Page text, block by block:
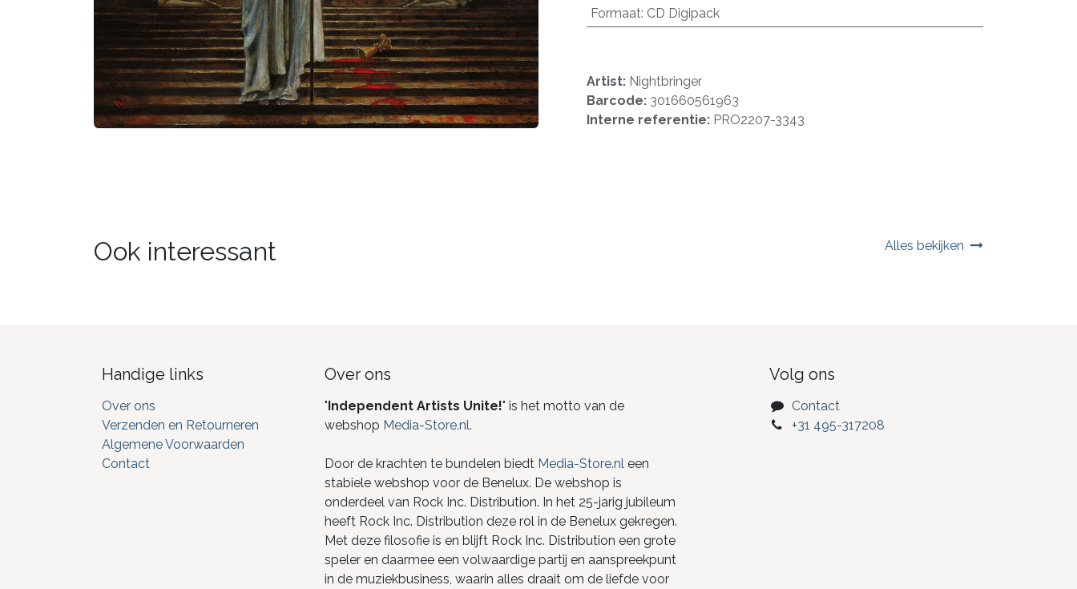
Formaat: CD Digipack
Artist: Nightbringer
Barcode: 301660561963
Interne referentie: PRO2207-3343
Ook interessant Alles bekijken
Handige links
Over ons
Verzenden en Retourneren
Algemene Voorwaarden
Contact
Over ons
"Independent Artists Unite!" is het motto van de
webshop Media-Store.nl.
Door de krachten te bundelen biedt Media-Store.nleen
stabiele webshop voor de Benelux. De webshop is
onderdeel van Rock Inc. Distribution. In het 25-jarig jubileum
heeft Rock Inc. Distribution deze rol in de Benelux gekregen.
Met deze filosofie is en blijft Rock Inc. Distribution een grote
speler en daarmee een volwaardige partij en aanspreekpunt
in de muziekbusiness, waarin alles draait om de liefde voor
Volg ons
Contact
+31 495-317208